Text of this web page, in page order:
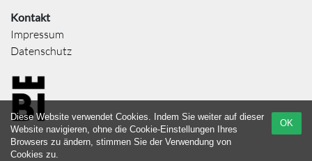
Kontakt
Impressum
Datenschutz
OK
Diese Website verwendet Cookies. Indem Sie weiter auf dieser
Website navigieren, ohne die Cookie-Einstellungen Ihres
Browsers zu ändern, stimmen Sie der Verwendung von
Cookies zu.